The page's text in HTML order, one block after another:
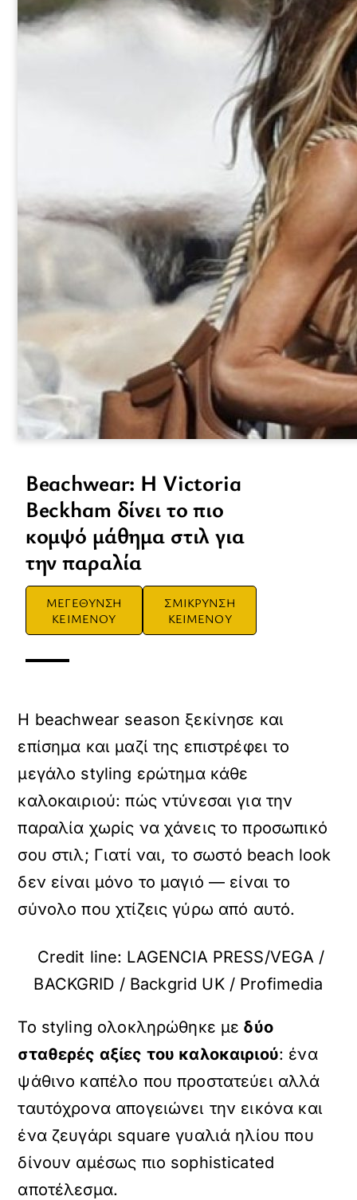
Beachwear: Η Victoria
Beckham δίνει το πιο
κομψό μάθημα στιλ για
την παραλία
ΜΕΓΕΘΥΝΣΗ
ΚΕΙΜΕΝΟΥ
ΣΜΙΚΡΥΝΣΗ
ΚΕΙΜΕΝΟΥ
Η beachwear season ξεκίνησε και
επίσημα και μαζί της επιστρέφει το
μεγάλο styling ερώτημα κάθε
καλοκαιριού: πώς ντύνεσαι για την
παραλία χωρίς να χάνεις το προσωπικό
σου στιλ; Γιατί ναι, το σωστό beach look
δεν είναι μόνο το μαγιό — είναι το
σύνολο που χτίζεις γύρω από αυτό.
Credit line: LAGENCIA PRESS/VEGA /
BACKGRID / Backgrid UK / Profimedia
Το styling ολοκληρώθηκε με δύο
σταθερές αξίες του καλοκαιριού: ένα
ψάθινο καπέλο που προστατεύει αλλά
ταυτόχρονα απογειώνει την εικόνα και
ένα ζευγάρι square γυαλιά ηλίου που
δίνουν αμέσως πιο sophisticated
αποτέλεσμα.